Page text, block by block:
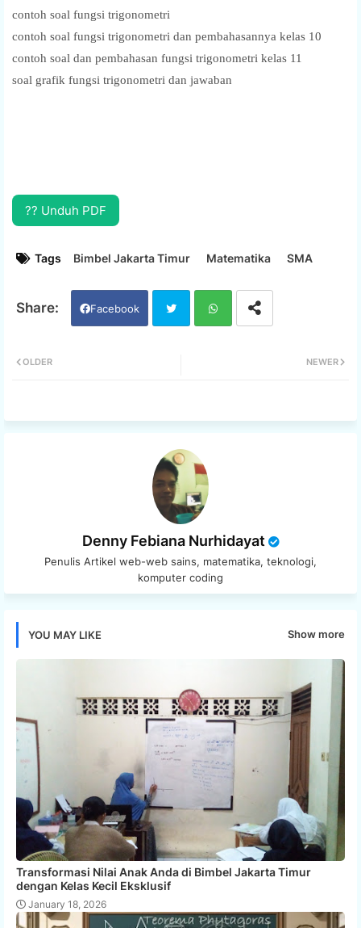
contoh soal fungsi trigonometri
contoh soal fungsi trigonometri dan pembahasannya kelas 10
contoh soal dan pembahasan fungsi trigonometri kelas 11
soal grafik fungsi trigonometri dan jawaban
?? Unduh PDF
Tags Bimbel Jakarta Timur Matematika SMA
Facebook
NEWER
OLDER
Denny Febiana Nurhidayat
Penulis Artikel web-web sains, matematika, teknologi,
komputer coding
YOU MAY LIKE Show more
Transformasi Nilai Anak Anda di Bimbel Jakarta Timur
dengan Kelas Kecil Eksklusif
January 18, 2026